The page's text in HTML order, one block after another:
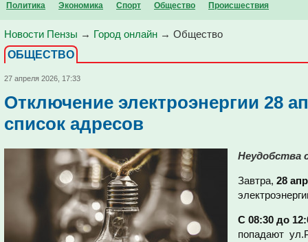
Политика Экономика Спорт Общество Проиcшествия
Новости Пензы → Город онлайн → Общество
ОБЩЕСТВО
27 апреля 2026, 17:33
Отключение электроэнергии 28
список адресов
Неудобства
Завтра, 28
С 08:30 до
попадают